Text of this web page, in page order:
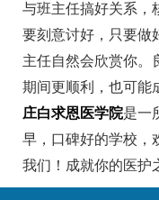
与班主任搞好关系，
要刻意讨好，只要做
主任自然会欣赏你。
期间更顺利，也可能
庄白求恩医学院是一
早，口碑好的学校，
我们！成就你的医护